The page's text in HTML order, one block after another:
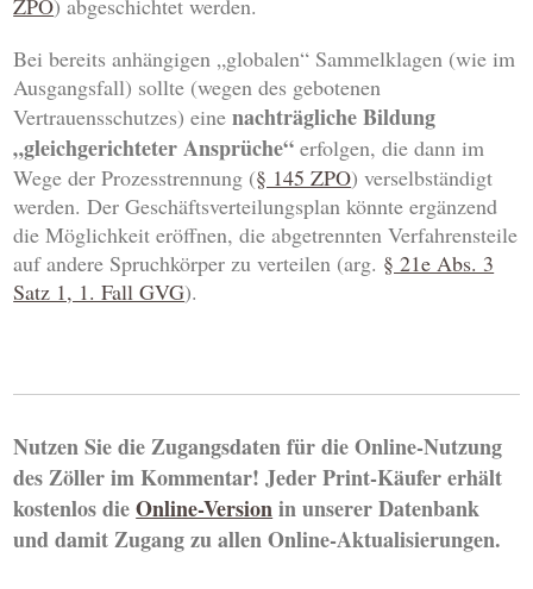
ZPO) abgeschichtet werden.
Bei bereits anhängigen „globalen“ Sammelklagen (wie im
Ausgangsfall) sollte (wegen des gebotenen
Vertrauensschutzes) einenachträgliche Bildung
„gleichgerichteter Ansprüche“ erfolgen, die dann im
Wege der Prozesstrennung (§ 145 ZPO) verselbständigt
werden. Der Geschäftsverteilungsplan könnte ergänzend
die Möglichkeit eröffnen, die abgetrennten Verfahrensteile
auf andere Spruchkörper zu verteilen (arg. § 21e Abs. 3
Satz 1, 1. Fall GVG).
Nutzen Sie die Zugangsdaten für die Online-Nutzung
des Zöller im Kommentar! Jeder Print-Käufer erhält
kostenlos dieOnline-Versionin unserer Datenbank
und damit Zugang zu allen Online-Aktualisierungen.